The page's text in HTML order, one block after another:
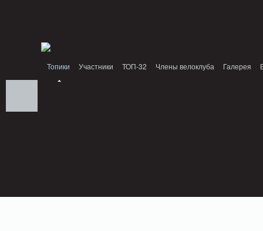
Топики Участники ТОП-32 Члены велоклуба Галерея